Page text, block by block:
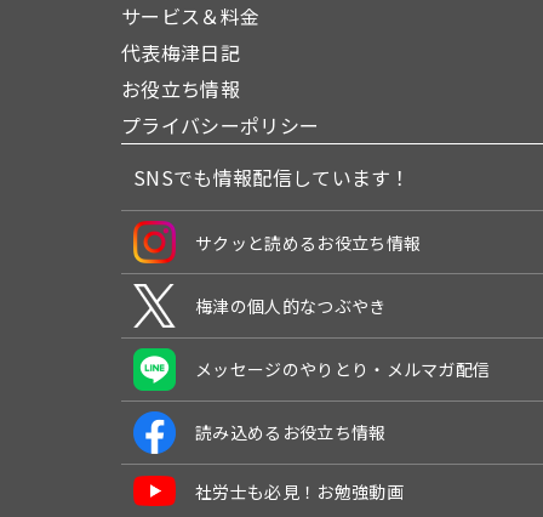
サービス＆料金
代表梅津日記
お役立ち情報
プライバシーポリシー
SNSでも情報配信しています！
サクッと読めるお役立ち情報
梅津の個人的なつぶやき
メッセージのやりとり・メルマガ配信
読み込めるお役立ち情報
社労士も必見！お勉強動画